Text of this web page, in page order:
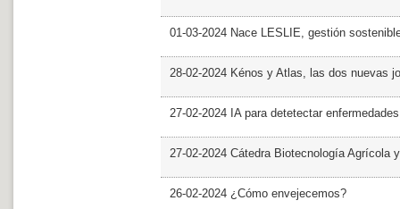
01-03-2024 Nace LESLIE, gestión
28-02-2024 Kénos y Atlas, las dos nuevas
27-02-2024 IA para detetectar
27-02-2024 Cátedra Biotecnología Agrícola
26-02-2024 ¿Cómo envejecemos?